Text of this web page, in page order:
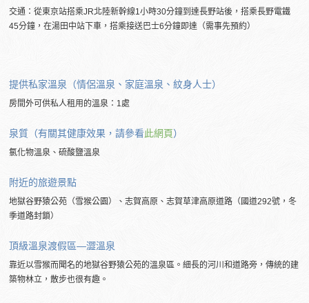
交通：從東京站搭乘JR北陸新幹線1小時30分鐘到達長野站後，搭乘長野電鐵
45分鐘，在湯田中站下車，搭乘接送巴士6分鐘即達（需事先預約）
提供私家溫泉（情侶溫泉、家庭溫泉、紋身人士）
房間外可供私人租用的溫泉：1處
泉質（有關其健康效果，請參看此網頁）
氯化物溫泉、硫酸鹽溫泉
附近的旅遊景點
地獄谷野猿公苑（雪猴公園）、志賀高原、志賀草津高原道路（國道292號，冬
季道路封鎖）
頂級溫泉渡假區―澀溫泉
靠近以雪猴而聞名的地獄谷野猿公苑的溫泉區。細長的河川和道路旁，傳統的建
築物林立，散步也很有趣。